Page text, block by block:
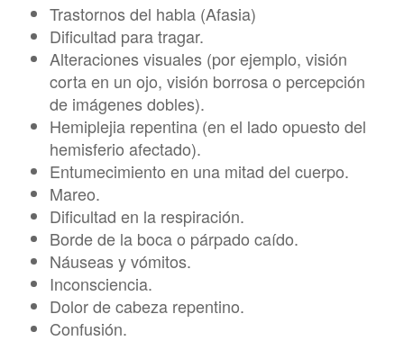
Trastornos del habla (Afasia)
Dificultad para tragar.
Alteraciones visuales (por ejemplo, visión
corta en un ojo, visión borrosa o percepción
de imágenes dobles).
Hemiplejia repentina (en el lado opuesto del
hemisferio afectado).
Entumecimiento en una mitad del cuerpo.
Mareo.
Dificultad en la respiración.
Borde de la boca o párpado caído.
Náuseas y vómitos.
Inconsciencia.
Dolor de cabeza repentino.
Confusión.